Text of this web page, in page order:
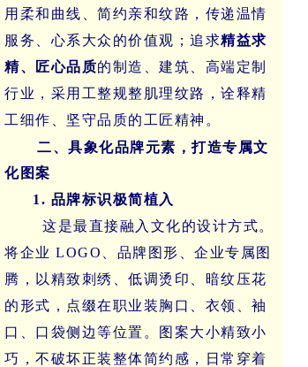
用柔和曲线、简约亲和纹路，传递温情
服务、心系大众的价值观；追求精益求
精、匠心品质的制造、建筑、高端定制
行业，采用工整规整肌理纹路，诠释精
工细作、坚守品质的工匠精神。
二、具象化品牌元素，打造专属文
化图案
1. 品牌标识极简植入
这是最直接融入文化的设计方式。
将企业 LOGO、品牌图形、企业专属图
腾，以精致刺绣、低调烫印、暗纹压花
的形式，点缀在职业装胸口、衣领、袖
口、口袋侧边等位置。图案大小精致小
巧，不破坏正装整体简约感，日常穿着